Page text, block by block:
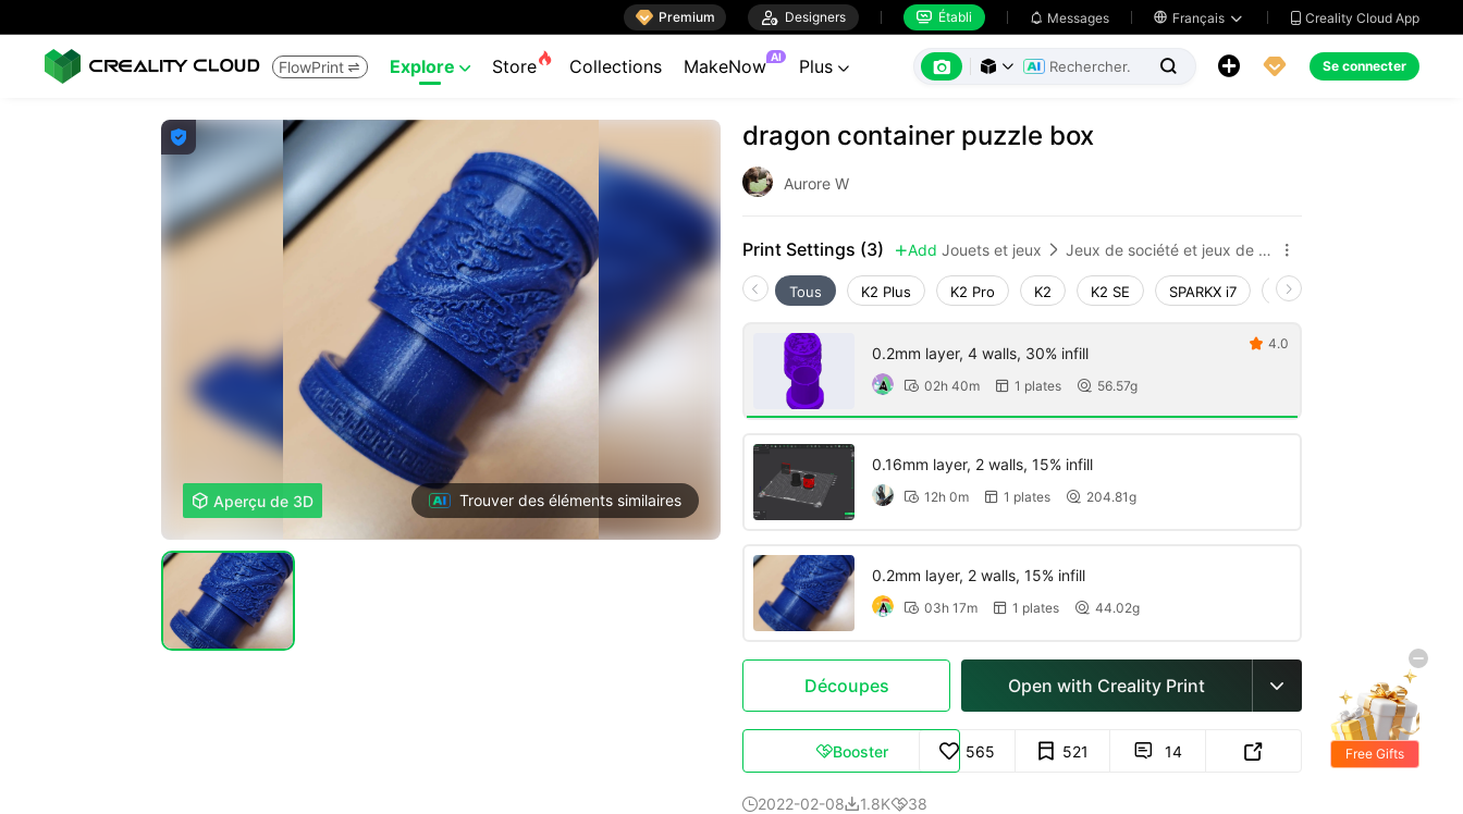
 Premium  Designers  Établi  Messages  Français   Creality Cloud App
FlowPrint  Explore  Store Collections MakeNow AI Plus        Se connecter

 Aperçu de 3D Trouver des éléments similaires
dragon container puzzle box
Aurore W
Print Settings (3) Add Jouets et jeux  Jeux de société et jeux de cartes 
Tous K2 Plus K2 Pro K2 K2 SE SPARKX i7 Creality Hi
0.2mm layer, 4 walls, 30% infill
 02h 40m  1 plates  56.57g
 4.0
0.16mm layer, 2 walls, 15% infill
 12h 0m  1 plates  204.81g
0.2mm layer, 2 walls, 15% infill
 03h 17m  1 plates  44.02g
Découpes Open with Creality Print 
Booster 565 521  14 
2022-02-081.8K38
Free Gifts